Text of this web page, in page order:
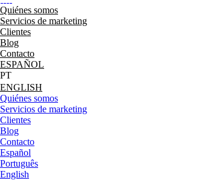
Quiénes somos
Servicios de marketing
Clientes
Blog
Contacto
ESPAÑOL
ENGLISH
Quiénes somos
Servicios de marketing
Clientes
Blog
Contacto
Español
Português
English